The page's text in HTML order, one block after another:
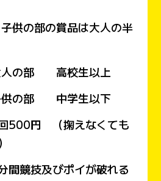
賞品は大人の半
部 高校生以上
中学生以下
円 （掬えなくても
技及びポイが破れる